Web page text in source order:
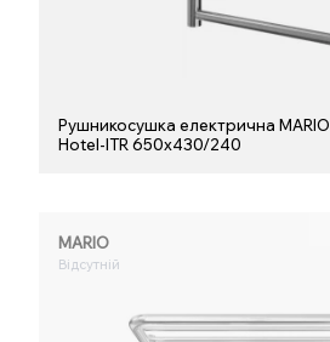
Рушникосушка електрична MARIO
Hotel-ІTR 650х430/240
MARIO
Відсутній